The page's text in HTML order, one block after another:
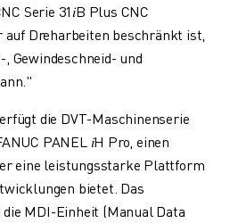
Serie 31𝑖B Plus CNC
Dreharbeiten beschränkt ist,
Gewindeschneid- und
die DVT-Maschinenserie
PANEL 𝑖H Pro, einen
eine leistungsstarke Plattform
bietet. Das
MDI-Einheit (Manual Data